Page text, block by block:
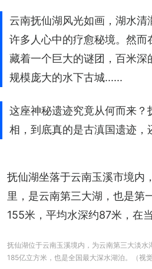
云南抚仙湖风光如画，湖水清
许多人心中的疗愈秘境。然而
藏着一个巨大的谜团，百米深
规模庞大的水下古城......
这座神秘遗迹究竟从何而来？
相，到底真的是古滇国遗迹，
抚仙湖坐落于云南玉溪市境内
里，是云南第三大湖，也是第
155米，平均水深约87米，在
抚仙湖位于云南玉溪境内，为云南第三大淡水
185亿立方米，也是全国最大深水湖泊。（视